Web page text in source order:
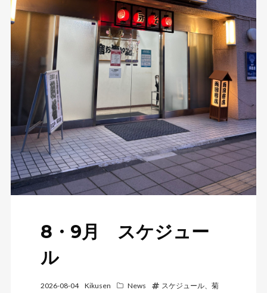
8・9月 スケジュー
ル
2026-08-04 Kikusen News
スケジュール、菊